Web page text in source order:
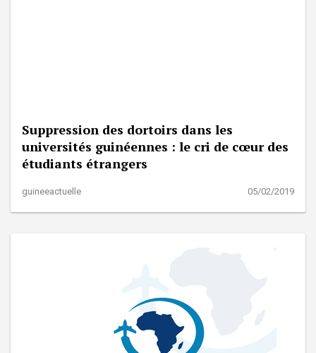
Suppression des dortoirs dans les
universités guinéennes : le cri de cœur des
étudiants étrangers
guineeactuelle 05/02/2019